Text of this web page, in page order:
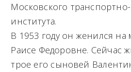
Московского
института.
В 1953 году он женился на
Раисе Федоровне. Сейчас
трое его сыновей